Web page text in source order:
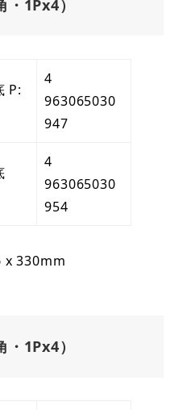
1Px4）
P:
4
963065030
947
4
963065030
954
x 330mm
1Px4）